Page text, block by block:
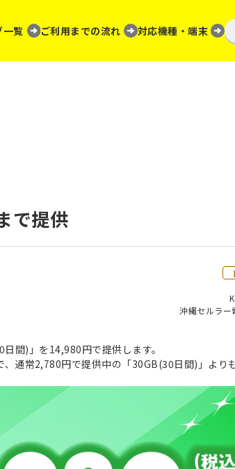
一覧 ご利用までの流れ 対応機種・端末
で提供
沖縄セルラー
間)」を14,980円で提供します。
通常2,780円で提供中の「30GB(30日間)」より